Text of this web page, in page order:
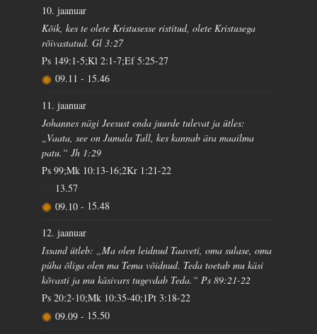
10. jaanuar
Kõik, kes te olete Kristusesse ristitud, olete Kristusega
rõivastatud. Gl 3:27
Ps 149:1-5;Kl 2:1-7;Ef 5:25-27
09.11 - 15.46
11. jaanuar
Johannes nägi Jeesust enda juurde tulevat ja ütles:
„Vaata, see on Jumala Tall, kes kannab ära maailma
patu.“ Jh 1:29
Ps 99;Mk 10:13-16;2Kr 1:21-22
13.57
09.10 - 15.48
12. jaanuar
Issand ütleb: „Ma olen leidnud Taaveti, oma sulase, oma
püha õliga olen ma Tema võidnud. Teda toetab mu käsi
kõvasti ja mu käsivars tugevdab Teda.“ Ps 89:21-22
Ps 20:2-10;Mk 10:35-40;1Pt 3:18-22
09.09 - 15.50